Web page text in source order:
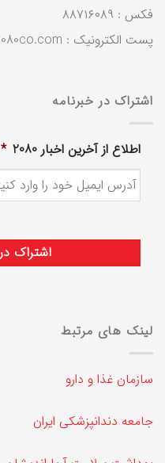
فکس : ۸۸۷۱۶۰۸۹
پست الکترونیک : info[@]2080co.com
اشتراک در خبرنامه
اطلاع از آخرین اخبار 2080 *
لینک های مرتبط
سازمان غذا و دارو
جامعه دندانپزشکی ایران